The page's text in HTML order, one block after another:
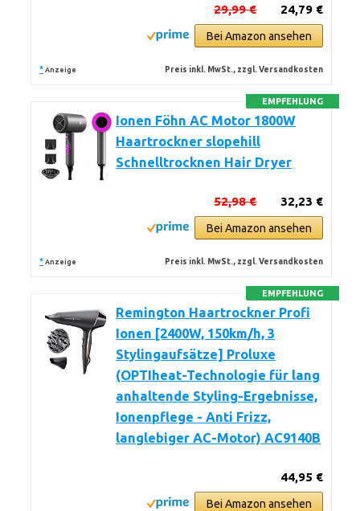
24,79 €
29,99 €
Bei Amazon ansehen
* Anzeige Preis inkl. MwSt., zzgl. Versandkosten
EMPFEHLUNG
Ionen Föhn AC Motor 1800W
Haartrockner slopehill
Schnelltrocknen Hair Dryer
32,23 €
52,98 €
Bei Amazon ansehen
* Anzeige Preis inkl. MwSt., zzgl. Versandkosten
EMPFEHLUNG
Remington Haartrockner Profi
Ionen [2400W, 150km/h, 3
Stylingaufsätze] Proluxe
(OPTIheat-Technologie für lang
anhaltende Styling-Ergebnisse,
Ionenpflege - Anti Frizz,
langlebiger AC-Motor) AC9140B
44,95 €
Bei Amazon ansehen